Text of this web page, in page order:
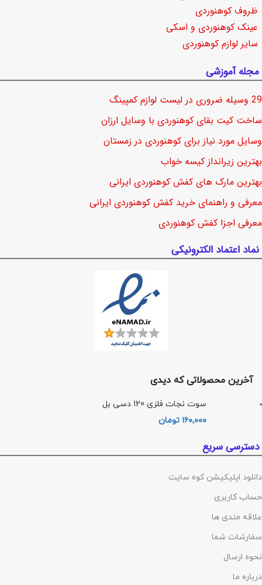
ظروف کوهنوردی
عینک کوهنوردی و اسکی
سایر لوازم کوهنوردی
مجله آموزشی
29 وسیله ضروری در لیست لوازم کمپینگ
ساخت کیت بقای کوهنوردی با وسایل ارزان
وسایل مورد نیاز برای کوهنوردی در زمستان
بهترین زیرانداز کیسه خواب
بهترین مارک های کفش کوهنوردی ایرانی
معرفی و راهنمای خرید کفش کوهنوردی ایرانی
معرفی اجزا کفش کوهنوردی
نماد اعتماد الکترونیکی
آخرین محصولاتی که دیدی
سوت نجات فلزی 120 دسی بل
۱۶۰,۰۰۰ تومان
دسترسی سریع
دانلود اپلیکیشن کوه سایت
حساب کاربری
علاقه مندی ها
سفارشات شما
نحوه ارسال
درباره ما